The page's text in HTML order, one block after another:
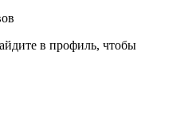
в профиль, чтобы